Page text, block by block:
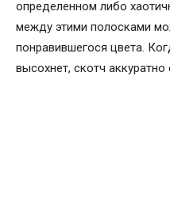
определенном либо
между этими полосками
понравившегося цвета.
высохнет, скотч аккуратно